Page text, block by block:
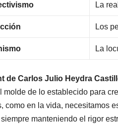
La
Los
La
de Carlos Julio Heydra
molde de lo establecido para
como en la vida, necesitamos
manteniendo el rigor